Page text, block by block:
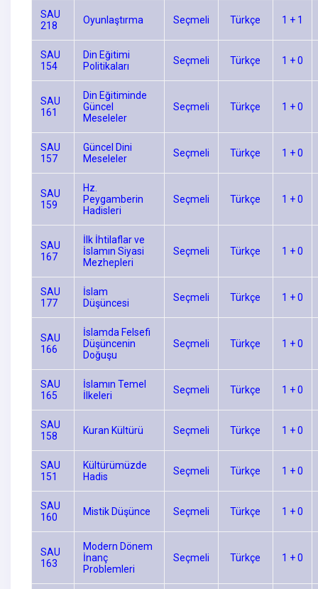
SAU
218
Oyunlaştırma Seçmeli Türkçe 1 + 1
SAU
154
Din Eğitimi
Politikaları
Seçmeli Türkçe 1 + 0
SAU
161
Din Eğitiminde
Güncel
Meseleler
Seçmeli Türkçe 1 + 0
SAU
157
Güncel Dini
Meseleler
Seçmeli Türkçe 1 + 0
SAU
159
Hz.
Peygamberin
Hadisleri
Seçmeli Türkçe 1 + 0
SAU
167
İlk İhtilaflar ve
İslamın Siyasi
Mezhepleri
Seçmeli Türkçe 1 + 0
SAU
177
İslam
Düşüncesi
Seçmeli Türkçe 1 + 0
SAU
166
İslamda Felsefi
Düşüncenin
Doğuşu
Seçmeli Türkçe 1 + 0
SAU
165
İslamın Temel
İlkeleri
Seçmeli Türkçe 1 + 0
SAU
158
Kuran Kültürü Seçmeli Türkçe 1 + 0
SAU
151
Kültürümüzde
Hadis
Seçmeli Türkçe 1 + 0
SAU
160
Mistik Düşünce Seçmeli Türkçe 1 + 0
SAU
163
Modern Dönem
İnanç
Problemleri
Seçmeli Türkçe 1 + 0